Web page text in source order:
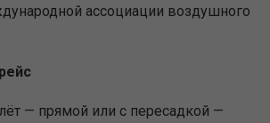
ассоциации воздушного
— прямой или с пересадкой —